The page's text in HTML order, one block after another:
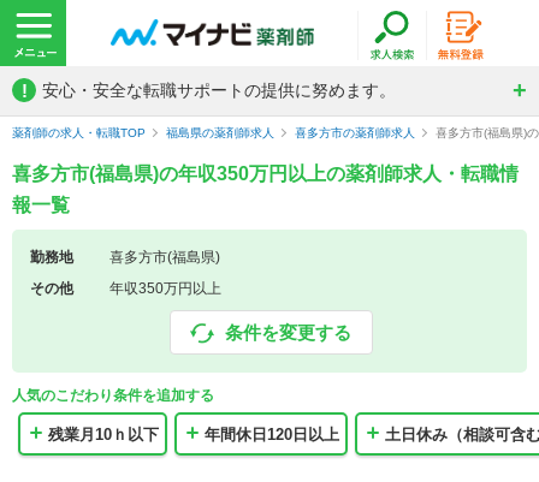
! 安心・安全な転職サポートの提供に努めます。
薬剤師の求人・転職TOP 福島県の薬剤師求人 喜多方市の薬剤師求人 喜多方市(福島県)
喜多方市(福島県)の年収350万円以上の薬剤師求人・転職情
報一覧
勤務地
喜多方市(福島県)
その他
年収350万円以上
条件を変更する
人気のこだわり条件を追加する
残業月10ｈ以下 年間休日120日以上 土日休み（相談可含